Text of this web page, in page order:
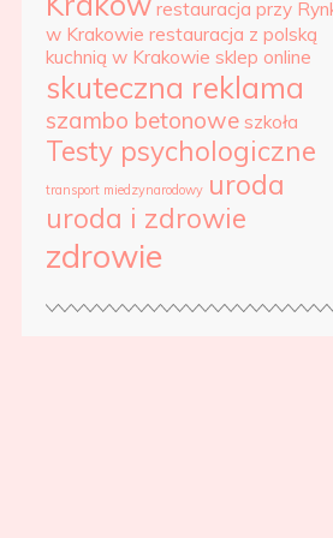
restauracja przy
w Krakowie restauracja z polską
kuchnią w Krakowie sklep online
skuteczna reklama
szambo betonowe szkoła
Testy psychologiczne
transport miedzynarodowy uroda
uroda i zdrowie
zdrowie